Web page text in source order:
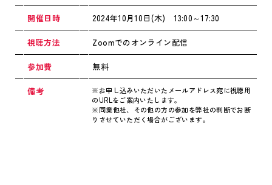
開催日時 2024年10月10日(木) 13:00～17:30
視聴方法 Zoomでのオンライン配信
参加費 無料
備考
※お申し込みいただいたメールアドレス宛に視聴用
のURLをご案内いたします。
※同業他社、その他の方の参加を弊社の判断でお断
りさせていただく場合がございます。